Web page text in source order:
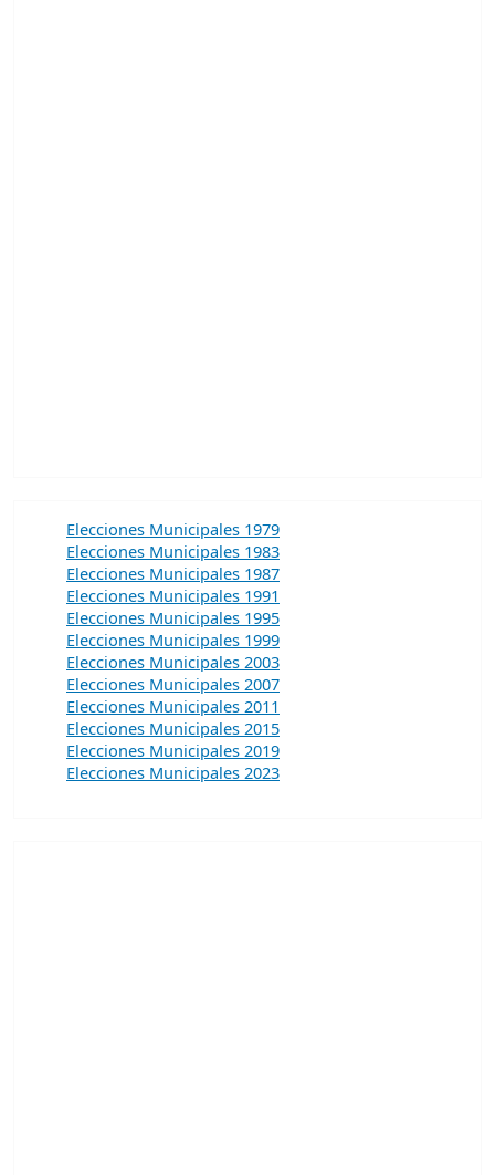
Elecciones Municipales 1979
Elecciones Municipales 1983
Elecciones Municipales 1987
Elecciones Municipales 1991
Elecciones Municipales 1995
Elecciones Municipales 1999
Elecciones Municipales 2003
Elecciones Municipales 2007
Elecciones Municipales 2011
Elecciones Municipales 2015
Elecciones Municipales 2019
Elecciones Municipales 2023